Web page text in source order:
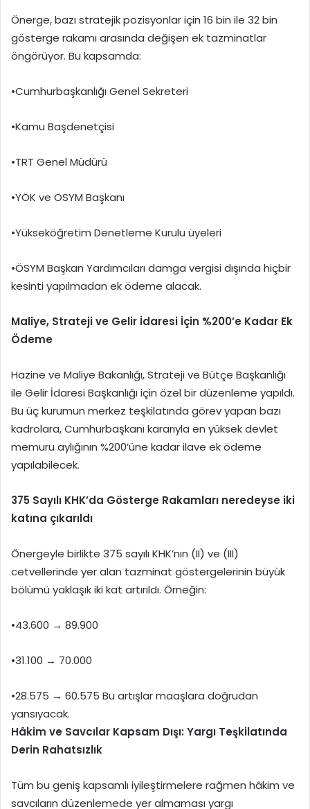
Önerge, bazı stratejik pozisyonlar için 16 bin ile 32 bin
gösterge rakamı arasında değişen ek tazminatlar
öngörüyor. Bu kapsamda:
•Cumhurbaşkanlığı Genel Sekreteri
•Kamu Başdenetçisi
•TRT Genel Müdürü
•YÖK ve ÖSYM Başkanı
•Yükseköğretim Denetleme Kurulu üyeleri
•ÖSYM Başkan Yardımcıları damga vergisi dışında hiçbir
kesinti yapılmadan ek ödeme alacak.
Maliye, Strateji ve Gelir İdaresi İçin %200’e Kadar Ek
Ödeme
Hazine ve Maliye Bakanlığı, Strateji ve Bütçe Başkanlığı
ile Gelir İdaresi Başkanlığı için özel bir düzenleme yapıldı.
Bu üç kurumun merkez teşkilatında görev yapan bazı
kadrolara, Cumhurbaşkanı kararıyla en yüksek devlet
memuru aylığının %200’üne kadar ilave ek ödeme
yapılabilecek.
375 Sayılı KHK’da Gösterge Rakamları neredeyse iki
katına çıkarıldı
Önergeyle birlikte 375 sayılı KHK’nın (II) ve (III)
cetvellerinde yer alan tazminat göstergelerinin büyük
bölümü yaklaşık iki kat artırıldı. Örneğin:
•43.600 → 89.900
•31.100 → 70.000
•28.575 → 60.575 Bu artışlar maaşlara doğrudan
yansıyacak.
Hâkim ve Savcılar Kapsam Dışı: Yargı Teşkilatında
Derin Rahatsızlık
Tüm bu geniş kapsamlı iyileştirmelere rağmen hâkim ve
savcıların düzenlemede yer almaması yargı